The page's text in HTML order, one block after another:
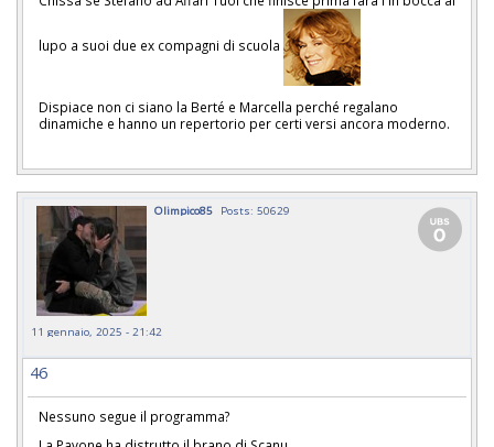
lupo a suoi due ex compagni di scuola
Dispiace non ci siano la Berté e Marcella perché regalano
dinamiche e hanno un repertorio per certi versi ancora moderno.
Olimpico85 Posts: 50629
11 gennaio, 2025 - 21:42
46
Nessuno segue il programma?